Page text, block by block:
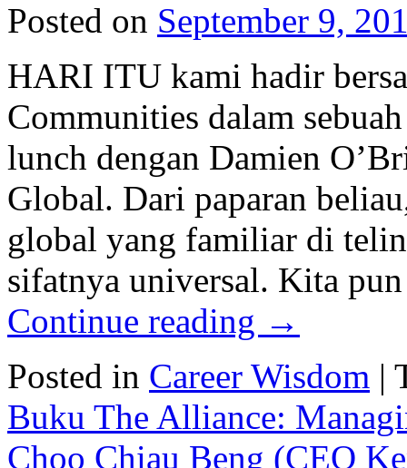
Posted on September 9,
HARI ITU kami hadir
Communities dalam
lunch dengan Damien
Global. Dari paparan
global yang familiar di
sifatnya universal. Kita
Continue reading →
Posted in Career Wisdom |
Buku The Alliance:
Choo Chiau Beng (CEO